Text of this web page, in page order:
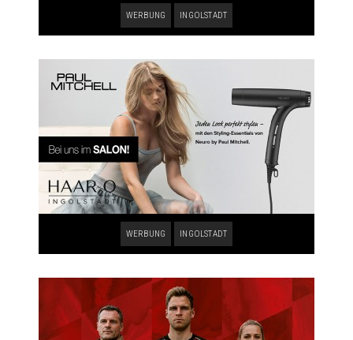
WERBUNG INGOLSTADT
WERBUNG INGOLSTADT